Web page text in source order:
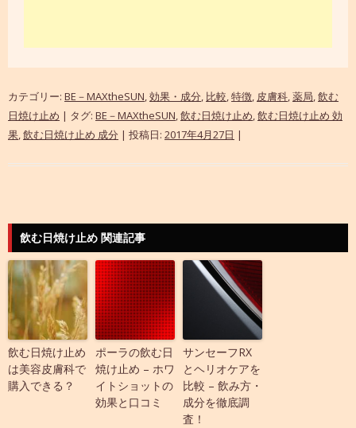
カテゴリー: BE－MAXtheSUN,効果・成分, 比較,特徴, 皮膚科,薬局,飲む
日焼け止め | タグ: BE－MAXtheSUN,飲む日焼け止め,飲む日焼け止め 効
果,飲む日焼け止め 成分 | 投稿日: 2017年4月27日 |
飲む日焼け止め 関連記事
飲む日焼け止め
は美容皮膚科で
購入できる？
ポーラの飲む日
焼け止め – ホワ
イトショットの
効果と口コミ
サンセーフRX
とヘリオケアを
比較 – 飲み方・
成分を徹底調
査！